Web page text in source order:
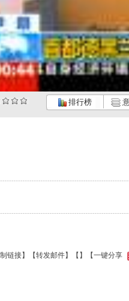
排行榜
链接】【转发邮件】【 】 【一键分享